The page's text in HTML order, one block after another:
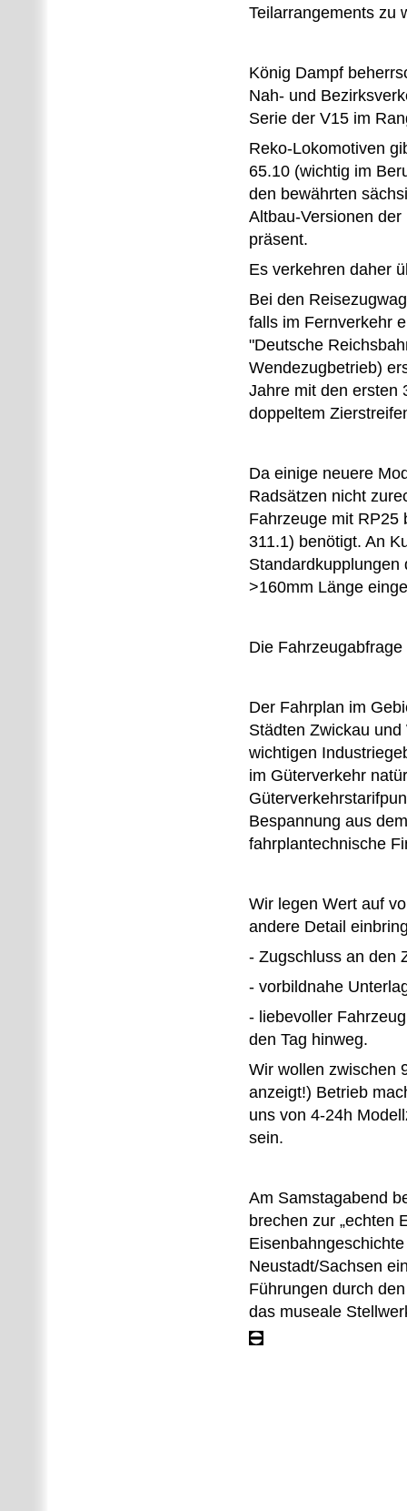
Teilarrangements zu
König Dampf
Nah- und
Serie der V15 im
Reko-Lokomotiven
65.10 (wichtig im
den bewährten
Altbau-Versionen
präsent.
Es verkehren daher
Bei den
falls im Fernverkehr
"Deutsche
Wendezugbetrieb)
Jahre mit den ersten
doppeltem
Da einige neuere
Radsätzen nicht
Fahrzeuge mit RP25
311.1) benötigt. An
Standardkupplungen
>160mm Länge
Die
Der Fahrplan im
Städten Zwickau
wichtigen
im Güterverkehr
Bespannung aus
fahrplantechnische
Wir legen Wert auf
andere Detail
- Zugschluss an den
- vorbildnahe
- liebevoller
den Tag hinweg.
Wir wollen zwischen
anzeigt!) Betrieb
uns von 4-24h
sein.
Am Samstagabend
brechen zur „echten
Neustadt/Sachsen
Führungen durch
das museale